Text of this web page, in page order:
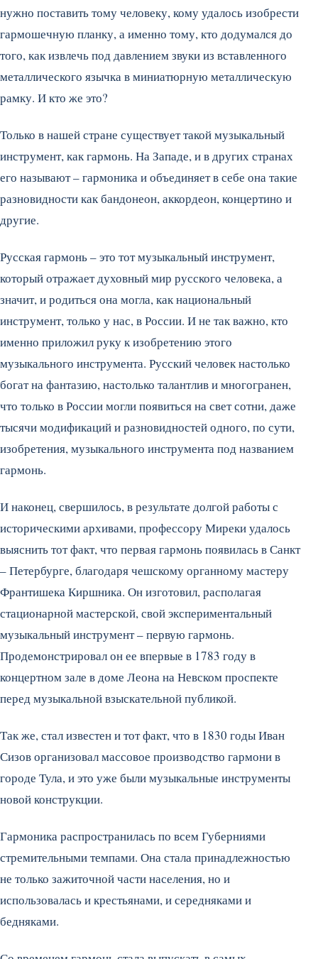
нужно поставить тому человеку, кому удалось изобрести
гармошечную планку, а именно тому, кто додумался до
того, как извлечь под давлением звуки из вставленного
металлического язычка в миниатюрную металлическую
рамку. И кто же это?
Только в нашей стране существует такой музыкальный
инструмент, как гармонь. На Западе, и в других странах
его называют – гармоника и объединяет в себе она такие
разновидности как бандонеон, аккордеон, концертино и
другие.
Русская гармонь – это тот музыкальный инструмент,
который отражает духовный мир русского человека, а
значит, и родиться она могла, как национальный
инструмент, только у нас, в России. И не так важно, кто
именно приложил руку к изобретению этого
музыкального инструмента. Русский человек настолько
богат на фантазию, настолько талантлив и многогранен,
что только в России могли появиться на свет сотни, даже
тысячи модификаций и разновидностей одного, по сути,
изобретения, музыкального инструмента под названием
гармонь.
И наконец, свершилось, в результате долгой работы с
историческими архивами, профессору Миреки удалось
выяснить тот факт, что первая гармонь появилась в Санкт
– Петербурге, благодаря чешскому органному мастеру
Франтишека Киршника. Он изготовил, располагая
стационарной мастерской, свой экспериментальный
музыкальный инструмент – первую гармонь.
Продемонстрировал он ее впервые в 1783 году в
концертном зале в доме Леона на Невском проспекте
перед музыкальной взыскательной публикой.
Так же, стал известен и тот факт, что в 1830 годы Иван
Сизов организовал массовое производство гармони в
городе Тула, и это уже были музыкальные инструменты
новой конструкции.
Гармоника распространилась по всем Губерниями
стремительными темпами. Она стала принадлежностью
не только зажиточной части населения, но и
использовалась и крестьянами, и середняками и
бедняками.